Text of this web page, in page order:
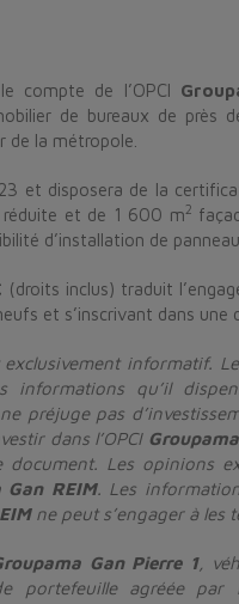
compte de l’OPCI
de bureaux de
de la métropole.
et disposera de la
réduite et de 1 600 m2
d’installation de
(droits inclus) traduit
et s’inscrivant dans une
informatif.
informations qu’il
préjuge pas
dans l’OPCI
document. Les opinions
Gan REIM. Les
ne peut s’engager à les
Gan Pierre 1,
portefeuille agréée par